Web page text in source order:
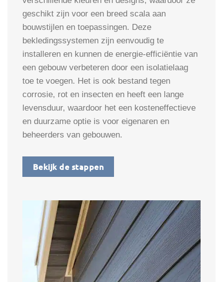
geschikt zijn voor een breed scala aan
bouwstijlen en toepassingen. Deze
bekledingssystemen zijn eenvoudig te
installeren en kunnen de energie-efficiëntie van
een gebouw verbeteren door een isolatielaag
toe te voegen. Het is ook bestand tegen
corrosie, rot en insecten en heeft een lange
levensduur, waardoor het een kosteneffectieve
en duurzame optie is voor eigenaren en
beheerders van gebouwen.
Bekijk de stappen